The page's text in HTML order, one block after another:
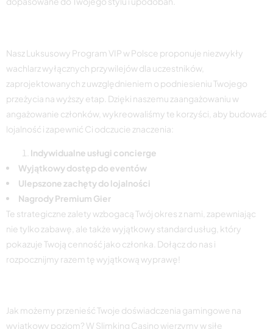
Nasz Luksusowy Program VIP w Polsce proponuje niezwykły
wachlarz wyłącznych przywilejów dla uczestników,
zaprojektowanych z uwzględnieniem o podniesieniu Twojego
przeżycia na wyższy etap. Dzięki naszemu zaangażowaniu w
angażowanie członków, wykreowaliśmy te korzyści, aby budować
lojalność i zapewnić Ci odczucie znaczenia:
Indywidualne usługi concierge
Wyjątkowy dostęp do eventów
Ulepszone zachęty do lojalności
Nagrody Premium Gier
Te strategiczne zalety wzbogacą Twój okres z nami, zapewniając
nie tylko zabawę, ale także wyjątkowy standard usług, który
pokazuje Twoją cenność jako członka. Dołącz do nas i
rozpocznijmy razem tę wyjątkową wyprawę!
Jak możemy przenieść Twoje doświadczenia gamingowe na
wyjątkowy poziom? W Slimking Casino wierzymy w siłę